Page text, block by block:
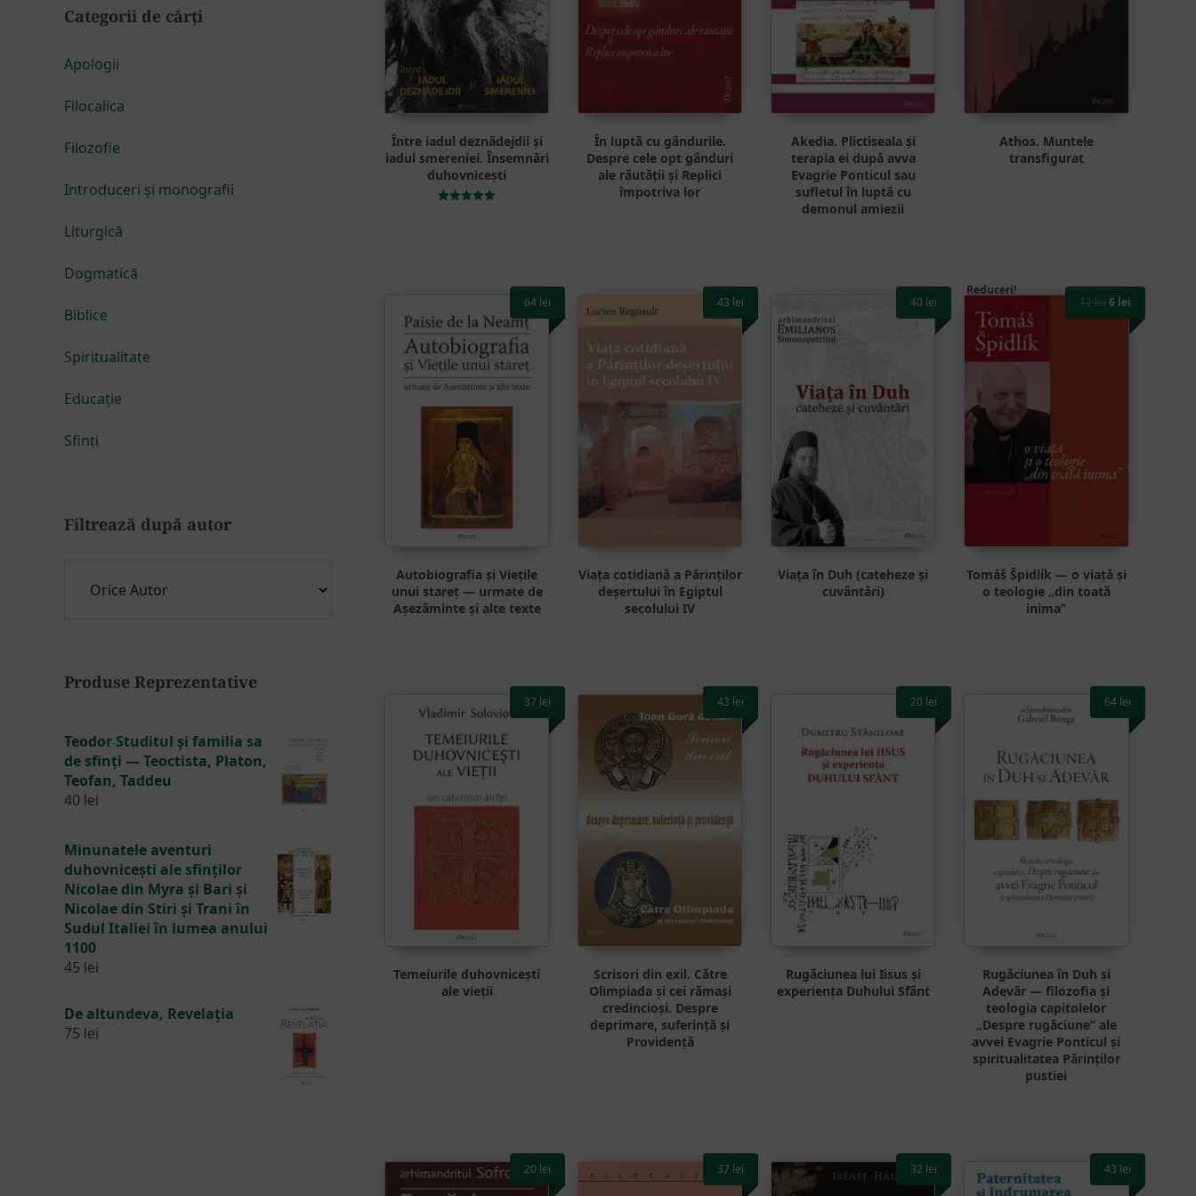
Între iadul deznădejdii și
iadul smereniei. Însemnări
duhovnicești
În luptă cu gândurile.
Despre cele opt gânduri
ale răutății și Replici
împotriva lor
Akedia. Plictiseala și
terapia ei după avva
Evagrie Ponticul sau
sufletul în luptă cu
demonul amiezii
Athos. Muntele
transfigurat
Autobiografia și Viețile
unui stareț — urmate de
Așezăminte și alte texte
64 lei
Viața cotidiană a Părinților
deșertului în Egiptul
secolului IV
43 lei
Viața în Duh (cateheze și
cuvântări)
40 lei
Reduceri!
Tomáš Špidlík — o viață și
o teologie „din toată
inima”
12lei Prețul
inițial
6 leiPrețul
curent
este:
Temeiurile duhovnicești
ale vieții
37 lei
Scrisori din exil. Către
Olimpiada și cei rămași
credincioși. Despre
deprimare, suferință și
Providență
43 lei
Rugăciunea lui Iisus și
experiența Duhului Sfânt
20 lei
Rugăciunea în Duh și
Adevăr — filozofia și
teologia capitolelor
„Despre rugăciune” ale
avvei Evagrie Ponticul și
spiritualitatea Părinților
pustiei
64 lei
20 lei 37 lei 32 lei 43 lei
Categorii de cărți
Apologii
Filocalica
Filozofie
Introduceri și monografii
Liturgică
Dogmatică
Biblice
Spiritualitate
Educație
Sfinți
Filtrează după autor
Produse Reprezentative
Teodor Studitul și familia sa
de sfinți — Teoctista, Platon,
Teofan, Taddeu
40 lei
Minunatele aventuri
duhovnicești ale sfinților
Nicolae din Myra și Bari și
Nicolae din Stiri și Trani în
Sudul Italiei în lumea anului
1100
45 lei
De altundeva, Revelația
75 lei